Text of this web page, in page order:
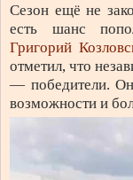
Сезон ещё не
есть шанс
Григорий
отметил, что
— победители. Он
возможности и